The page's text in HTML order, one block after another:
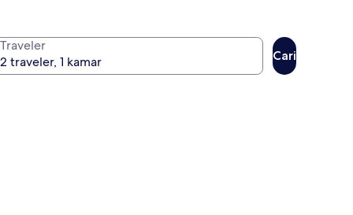
Traveler
Cari